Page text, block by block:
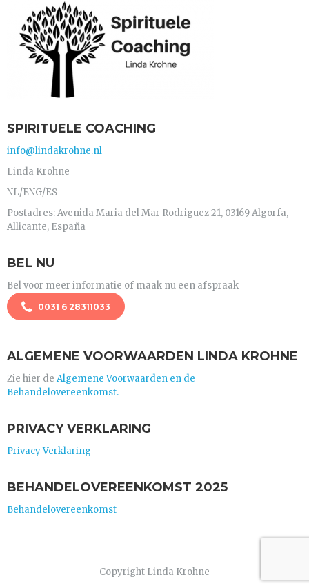
SPIRITUELE COACHING
info@lindakrohne.nl
Linda Krohne
NL/ENG/ES
Postadres: Avenida Maria del Mar Rodriguez 21, 03169 Algorfa,
Allicante, España
BEL NU
Bel voor meer informatie of maak nu een afspraak
0031 6 28311033
ALGEMENE VOORWAARDEN LINDA KROHNE
Zie hier de Algemene Voorwaarden en de
Behandelovereenkomst.
PRIVACY VERKLARING
Privacy Verklaring
BEHANDELOVEREENKOMST 2025
Behandelovereenkomst
Copyright Linda Krohne